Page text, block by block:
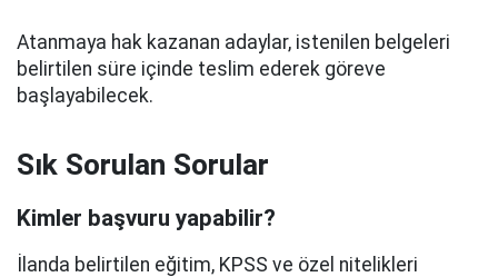
Atanmaya hak kazanan adaylar, istenilen belgeleri
belirtilen süre içinde teslim ederek göreve
başlayabilecek.
Sık Sorulan Sorular
Kimler başvuru yapabilir?
İlanda belirtilen eğitim, KPSS ve özel nitelikleri